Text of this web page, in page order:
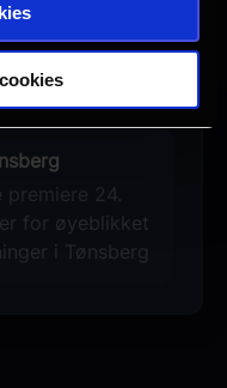
Se galleri
premiere 24.
for øyeblikket
i Tønsberg